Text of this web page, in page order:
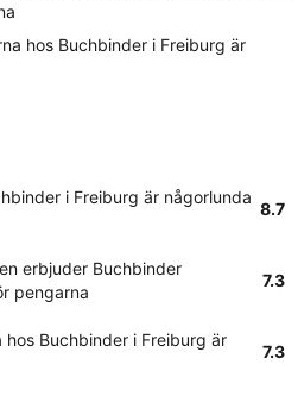
hos Buchbinder i Freiburg är
i Freiburg är någorlunda
8.7
erbjuder Buchbinder
pengarna
7.3
Buchbinder i Freiburg är
7.3